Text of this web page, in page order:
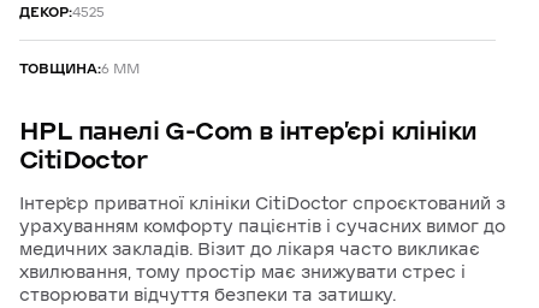
ДЕКОР:4525
ТОВЩИНА:6 ММ
HPL панелі G-Com в інтер’єрі клініки
CitiDoctor
Інтер’єр приватної клініки CitiDoctor спроєктований з
урахуванням комфорту пацієнтів і сучасних вимог до
медичних закладів. Візит до лікаря часто викликає
хвилювання, тому простір має знижувати стрес і
створювати відчуття безпеки та затишку.